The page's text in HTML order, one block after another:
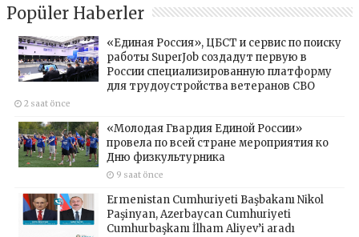
Popüler Haberler
«Единая Россия», ЦБСТ и сервис по поиску
работы SuperJob создадут первую в
России специализированную платформу
для трудоустройства ветеранов СВО
2 saat önce
«Молодая Гвардия Единой России»
провела по всей стране мероприятия ко
Дню физкультурника
9 saat önce
Ermenistan Cumhuriyeti Başbakanı Nikol
Paşinyan, Azerbaycan Cumhuriyeti
Cumhurbaşkanı İlham Aliyev’i aradı